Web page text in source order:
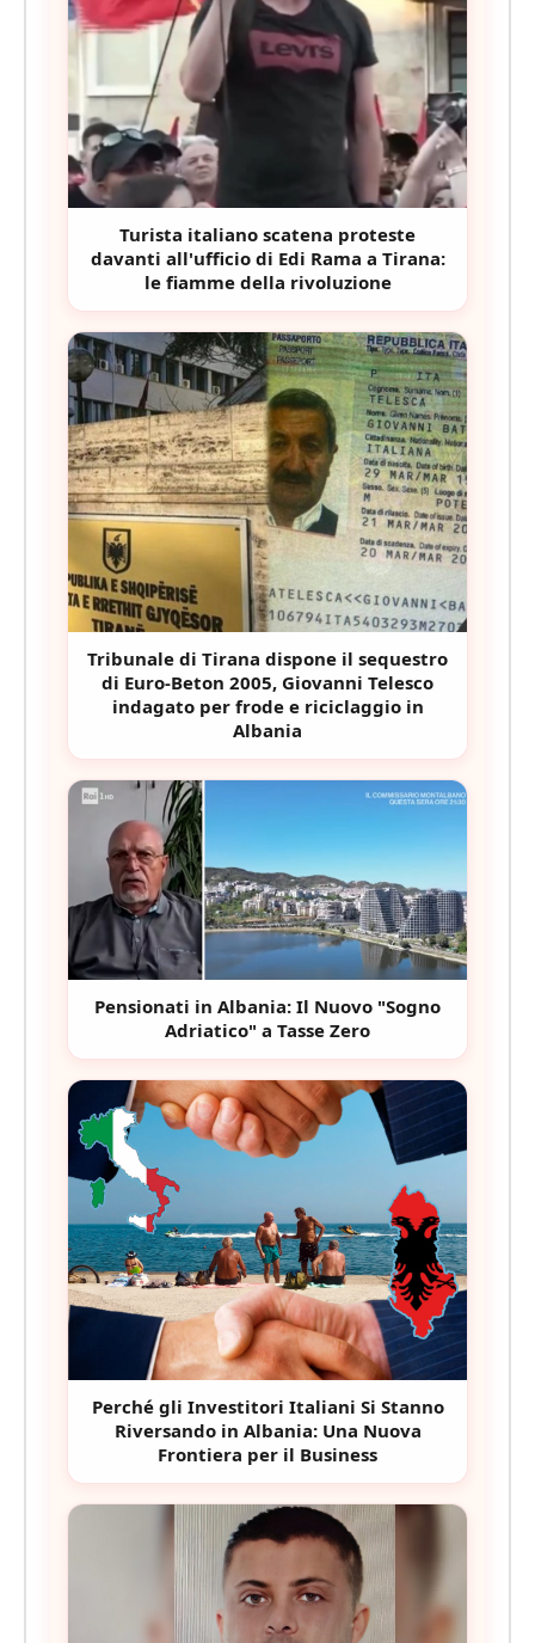
Turista italiano scatena proteste
davanti all'ufficio di Edi Rama a Tirana:
le fiamme della rivoluzione
Tribunale di Tirana dispone il sequestro
di Euro-Beton 2005, Giovanni Telesco
indagato per frode e riciclaggio in
Albania
Pensionati in Albania: Il Nuovo "Sogno
Adriatico" a Tasse Zero
Perché gli Investitori Italiani Si Stanno
Riversando in Albania: Una Nuova
Frontiera per il Business